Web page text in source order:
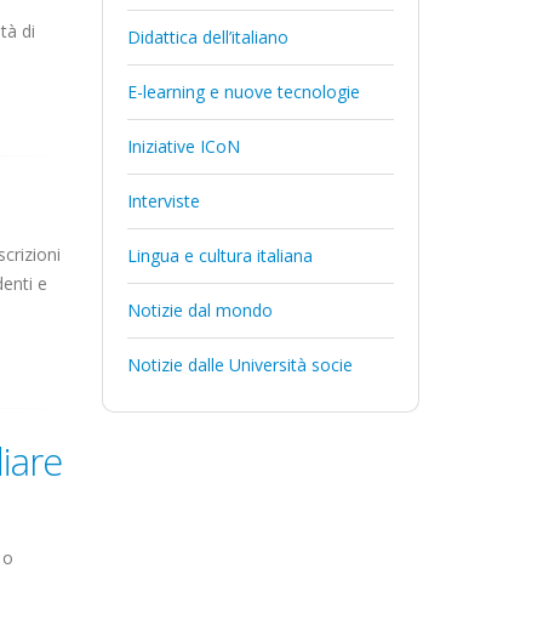
di
e
o
Didattica dell’italiano
E-learning e nuove tecnologie
Iniziative ICoN
Interviste
Lingua e cultura italiana
Notizie dal mondo
Notizie dalle Università socie